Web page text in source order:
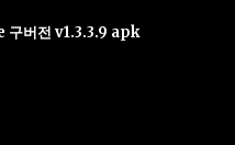
버전 v1.3.3.9 apk